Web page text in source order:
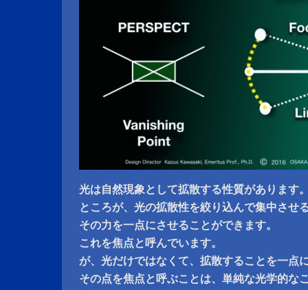
光は自然現象として拡散する性質があります
ところが、光の拡散性を絞り込んで集中させ
その力を一点にさせることができます。
これを焦点と呼んでいます。
が、光だけではなくて、拡散することを一点
その点を焦点と呼ぶことは、単純な光学的な